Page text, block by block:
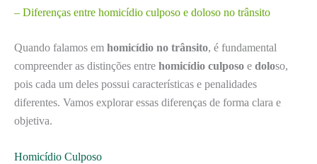
– Diferenças entre homicídio culposo e doloso no trânsito
Quando falamos em homicídio no trânsito, é fundamental
compreender as distinções entre homicídio culposo e doloso,
pois cada um deles possui características e penalidades
diferentes. Vamos explorar essas diferenças de forma clara e
objetiva.
Homicídio Culposo